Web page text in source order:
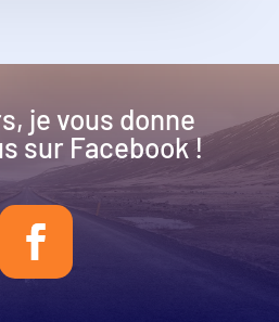
je vous donne
sur Facebook !